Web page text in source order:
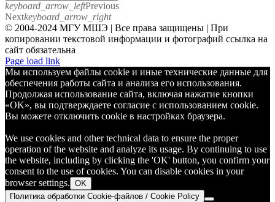
keyboard_arrow_leftPrevious
Nextkeyboard_arrow_right
© 2004-2024 МГУ МШЭ | Все права защищены | При
копировании текстовой информации и фотографий ссылка на
сайт обязательна
Telegram
Page load link
Мы используем файлы cookie и иные технические данные для
обеспечения работы сайта и анализа его использования.
Продолжая использование сайта, включая нажатие кнопки
«OK», вы подтверждаете согласие с использованием cookie.
Вы можете отключить cookie в настройках браузера.
We use cookies and other technical data to ensure the proper
operation of the website and analyze its usage. By continuing to use
the website, including by clicking the 'OK' button, you confirm your
consent to the use of cookies. You can disable cookies in your
browser settings. OK
Политика обработки Cookie-файлов / Cookie Policy